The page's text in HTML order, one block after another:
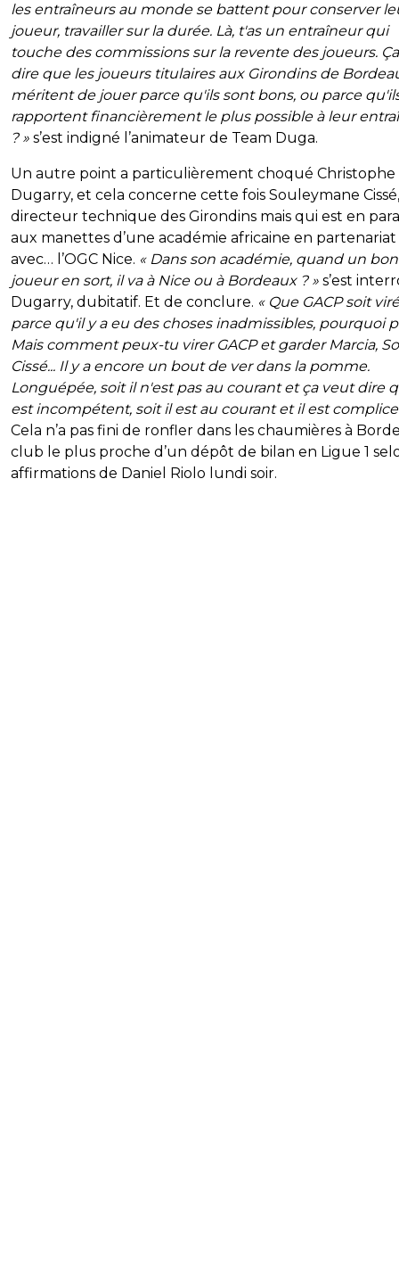
les entraîneurs au monde se battent pour conserver
joueur, travailler sur la durée. Là, t'as un entraîneur qui
touche des commissions sur la revente des joueurs.
dire que les joueurs titulaires aux Girondins de
méritent de jouer parce qu'ils sont bons, ou parce
rapportent financièrement le plus possible à leur
? » s’est indigné l’animateur de Team Duga.
Un autre point a particulièrement choqué Christophe
Dugarry, et cela concerne cette fois Souleymane Cissé,
directeur technique des Girondins mais qui est en
aux manettes d’une académie africaine en partenariat
avec… l’OGC Nice. « Dans son académie, quand un bon
joueur en sort, il va à Nice ou à Bordeaux ? » s’est
Dugarry, dubitatif. Et de conclure. « Que GACP soit viré
parce qu'il y a eu des choses inadmissibles, pourquoi
Mais comment peux-tu virer GACP et garder Marcia,
Cissé... Il y a encore un bout de ver dans la pomme.
Longuépée, soit il n'est pas au courant et ça veut dire
est incompétent, soit il est au courant et il est complice
Cela n’a pas fini de ronfler dans les chaumières à
club le plus proche d’un dépôt de bilan en Ligue 1
affirmations de Daniel Riolo lundi soir.